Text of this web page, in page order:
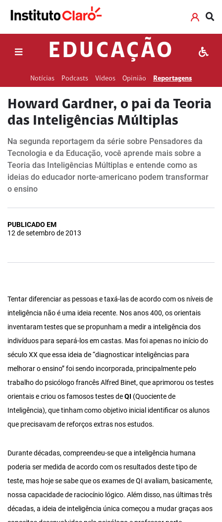
EDUCAÇÃO
Notícias Podcasts Vídeos Opinião Reportagens
Howard Gardner, o pai da Teoria
das Inteligências Múltiplas
Na segunda reportagem da série sobre Pensadores da
Tecnologia e da Educação, você aprende mais sobre a
Teoria das Inteligências Múltiplas e entende como as
ideias do educador norte-americano podem transformar
o ensino
PUBLICADO EM
12 de setembro de 2013
Tentar diferenciar as pessoas e taxá-las de acordo com os níveis de
inteligência não é uma ideia recente. Nos anos 400, os orientais
inventaram testes que se propunham a medir a inteligência dos
indivíduos para separá-los em castas. Mas foi apenas no início do
século XX que essa ideia de “diagnosticar inteligências para
melhorar o ensino” foi sendo incorporada, principalmente pelo
trabalho do psicólogo francês Alfred Binet, que aprimorou os testes
orientais e criou os famosos testes deQI (Quociente de
Inteligência), que tinham como objetivo inicial identificar os alunos
que precisavam de reforços extras nos estudos.
Durante décadas, compreendeu-se que a inteligência humana
poderia ser medida de acordo com os resultados deste tipo de
teste, mas hoje se sabe que os exames de QI avaliam, basicamente,
nossa capacidade de raciocínio lógico. Além disso, nas últimas três
décadas, a ideia de inteligência única começou a mudar graças aos